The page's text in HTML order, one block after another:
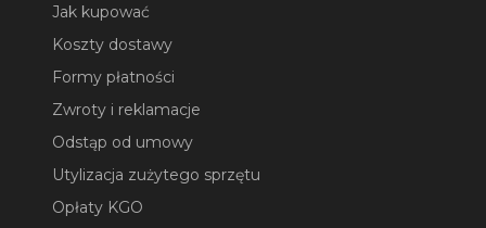
Jak kupować
Koszty dostawy
Formy płatności
Zwroty i reklamacje
Odstąp od umowy
Utylizacja zużytego sprzętu
Opłaty KGO